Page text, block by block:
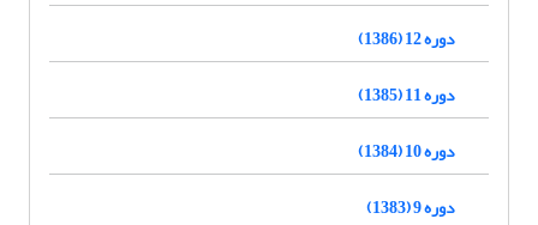
دوره 12 (1386)
دوره 11 (1385)
دوره 10 (1384)
دوره 9 (1383)